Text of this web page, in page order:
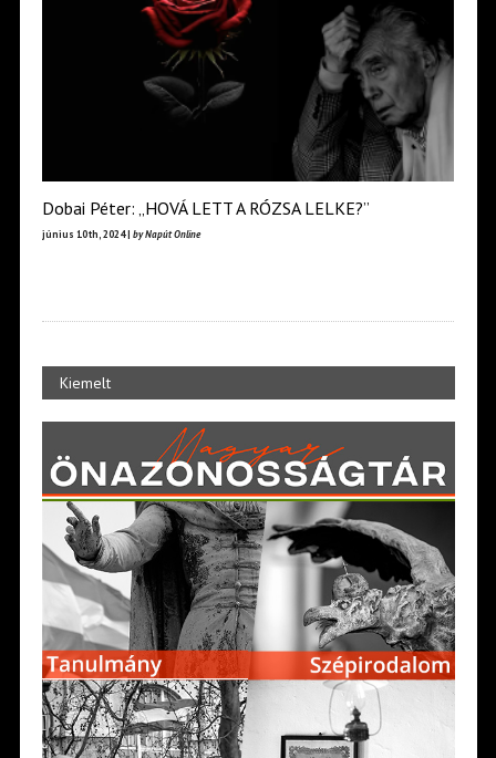
Dobai Péter: „HOVÁ LETT A RÓZSA LELKE?”
június 10th, 2024 | by Napút Online
Kiemelt